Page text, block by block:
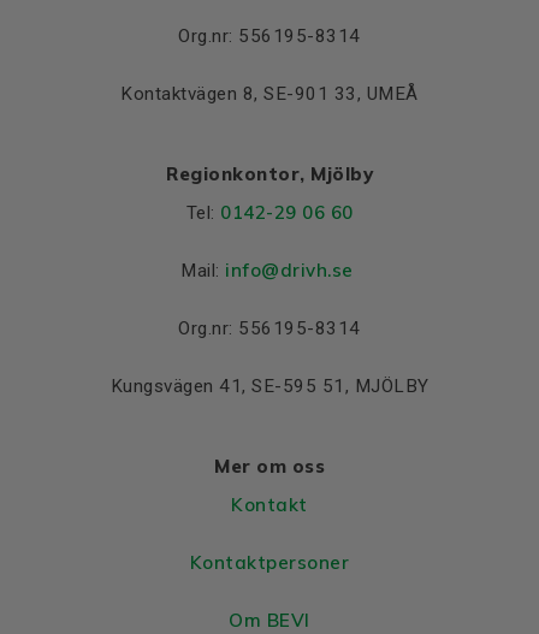
Org.nr: 556195-8314
Kontaktvägen 8, SE-901 33, UMEÅ
Regionkontor, Mjölby
Tel: 0142-29 06 60
Mail: info@drivh.se
Org.nr: 556195-8314
Kungsvägen 41, SE-595 51, MJÖLBY
Mer om oss
Kontakt
Kontaktpersoner
Om BEVI